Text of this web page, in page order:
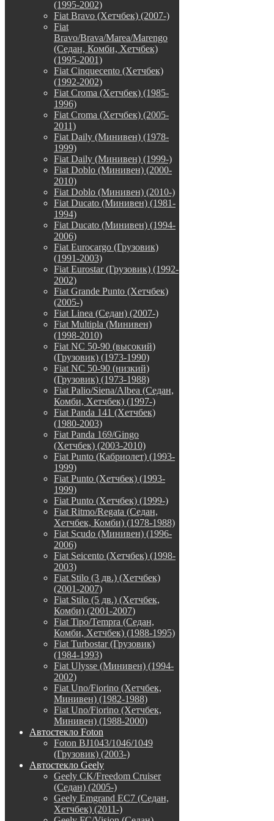
(1995-2002)
Fiat Bravo (Хетчбек) (2007-)
Fiat
Bravo/Brava/Marea/Marengo
(Седан, Комби, Хетчбек)
(1995-2001)
Fiat Cinquecento (Хетчбек)
(1992-2002)
Fiat Croma (Хетчбек) (1985-
1996)
Fiat Croma (Хетчбек) (2005-
2011)
Fiat Daily (Минивен) (1978-
1999)
Fiat Daily (Минивен) (1999-)
Fiat Doblo (Минивен) (2000-
2010)
Fiat Doblo (Минивен) (2010-)
Fiat Ducato (Минивен) (1981-
1994)
Fiat Ducato (Минивен) (1994-
2006)
Fiat Eurocargo (Грузовик)
(1991-2003)
Fiat Eurostar (Грузовик) (1992-
2002)
Fiat Grande Punto (Хетчбек)
(2005-)
Fiat Linea (Седан) (2007-)
Fiat Multipla (Минивен)
(1998-2010)
Fiat NC 50-90 (высокий)
(Грузовик) (1973-1990)
Fiat NC 50-90 (низкий)
(Грузовик) (1973-1988)
Fiat Palio/Siena/Albea (Седан,
Комби, Хетчбек) (1997-)
Fiat Panda 141 (Хетчбек)
(1980-2003)
Fiat Panda 169/Gingo
(Хетчбек) (2003-2010)
Fiat Punto (Кабриолет) (1993-
1999)
Fiat Punto (Хетчбек) (1993-
1999)
Fiat Punto (Хетчбек) (1999-)
Fiat Ritmo/Regata (Седан,
Хетчбек, Комби) (1978-1988)
Fiat Scudo (Минивен) (1996-
2006)
Fiat Seicento (Хетчбек) (1998-
2003)
Fiat Stilo (3 дв.) (Хетчбек)
(2001-2007)
Fiat Stilo (5 дв.) (Хетчбек,
Комби) (2001-2007)
Fiat Tipo/Tempra (Седан,
Комби, Хетчбек) (1988-1995)
Fiat Turbostar (Грузовик)
(1984-1993)
Fiat Ulysse (Минивен) (1994-
2002)
Fiat Uno/Fiorino (Хетчбек,
Минивен) (1982-1988)
Fiat Uno/Fiorino (Хетчбек,
Минивен) (1988-2000)
Автостекло Foton
Foton BJ1043/1046/1049
(Грузовик) (2003-)
Автостекло Geely
Geely CK/Freedom Cruiser
(Седан) (2005-)
Geely Emgrand EC7 (Седан,
Хетчбек) (2011-)